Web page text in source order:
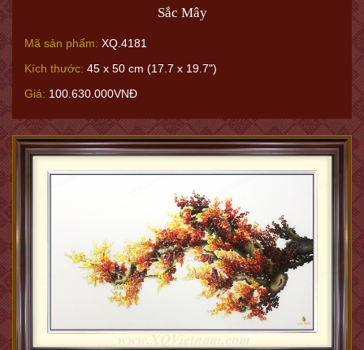
Sắc Mây
Mã sản phẩm: XQ.4181
Kích thước: 45 x 50 cm (17.7 x 19.7")
Giá: 100.630.000VNĐ